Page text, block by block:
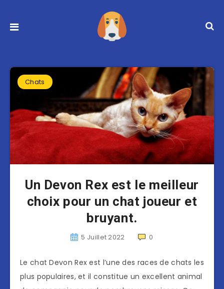
Chats
Un Devon Rex est le meilleur
choix pour un chat joueur et
bruyant.
5 Juillet 2022 0
Le chat Devon Rex est l’une des races de chats les
plus populaires, et il constitue un excellent animal